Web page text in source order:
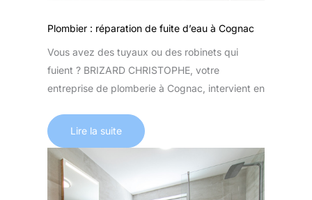
Plombier : réparation de fuite d’eau à Cognac
Vous avez des tuyaux ou des robinets qui
fuient ? BRIZARD CHRISTOPHE, votre
entreprise de plomberie à Cognac, intervient en
Lire la suite